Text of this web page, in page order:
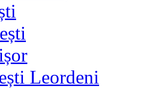
Leordeni